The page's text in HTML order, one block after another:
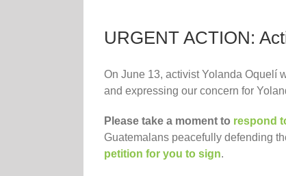
URGENT ACTION:
On June 13, activist Yolanda Oquelí
and expressing our concern for
Please take a moment to respond
Guatemalans peacefully defending
petition for you to sign.